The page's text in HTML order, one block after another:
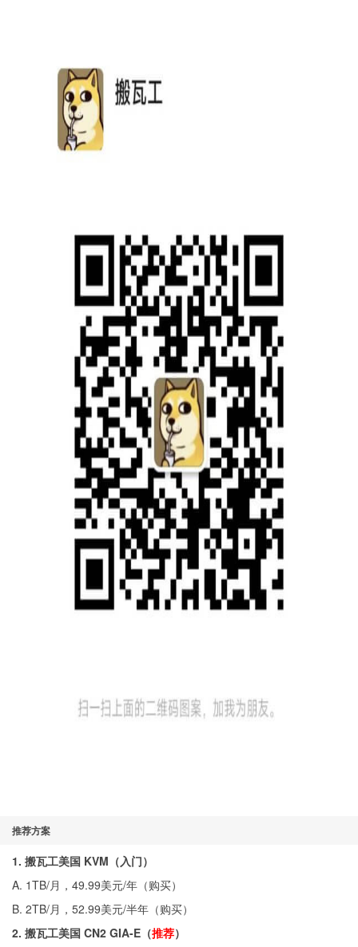
推荐方案
1. 搬瓦工美国 KVM（入门）
A. 1TB/月，49.99美元/年（购买）
B. 2TB/月，52.99美元/半年（购买）
2. 搬瓦工美国 CN2 GIA-E（推荐）